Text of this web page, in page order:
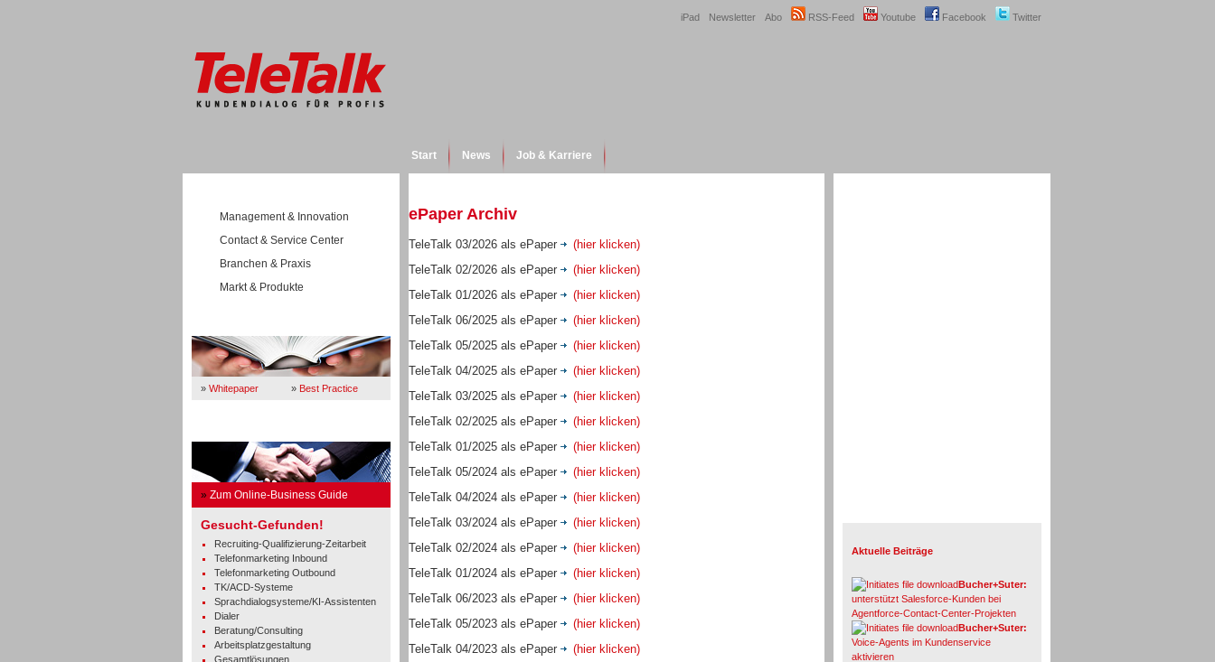
Twitter
Facebook
Youtube
RSS-Feed
Abo
Newsletter
iPad
Start News Job & Karriere
Management & Innovation
Contact & Service Center
Branchen & Praxis
Markt & Produkte
» Whitepaper » Best Practice
» Zum Online-Business Guide
Gesucht-Gefunden!
Recruiting-Qualifizierung-Zeitarbeit
Telefonmarketing Inbound
Telefonmarketing Outbound
TK/ACD-Systeme
Sprachdialogsysteme/KI-Assistenten
Dialer
Beratung/Consulting
Arbeitsplatzgestaltung
Gesamtlösungen
ePaper Archiv
TeleTalk 03/2026 als ePaper
(hier klicken)
TeleTalk 02/2026 als ePaper
(hier klicken)
TeleTalk 01/2026 als ePaper
(hier klicken)
TeleTalk 06/2025 als ePaper
(hier klicken)
TeleTalk 05/2025 als ePaper
(hier klicken)
TeleTalk 04/2025 als ePaper
(hier klicken)
TeleTalk 03/2025 als ePaper
(hier klicken)
TeleTalk 02/2025 als ePaper
(hier klicken)
TeleTalk 01/2025 als ePaper
(hier klicken)
TeleTalk 05/2024 als ePaper
(hier klicken)
TeleTalk 04/2024 als ePaper
(hier klicken)
TeleTalk 03/2024 als ePaper
(hier klicken)
TeleTalk 02/2024 als ePaper
(hier klicken)
TeleTalk 01/2024 als ePaper
(hier klicken)
TeleTalk 06/2023 als ePaper
(hier klicken)
TeleTalk 05/2023 als ePaper
(hier klicken)
TeleTalk 04/2023 als ePaper
(hier klicken)
Aktuelle Beiträge
Bucher+Suter:
unterstützt Salesforce-Kunden bei
Agentforce-Contact-Center-Projekten
Bucher+Suter:
Voice-Agents im Kundenservice
aktivieren